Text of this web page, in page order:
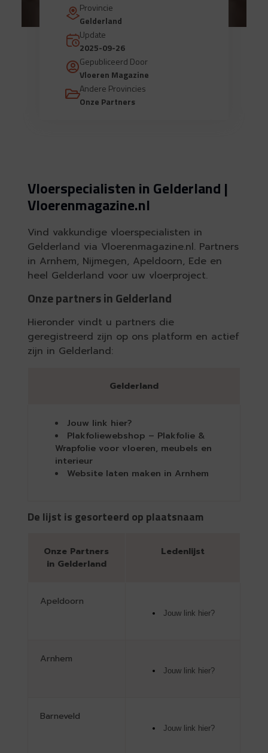
Provincie
Gelderland
Update
2025-09-26
Gepubliceerd Door
Vloeren Magazine
Andere Provincies
Onze Partners
Vloerspecialisten in Gelderland |
Vloerenmagazine.nl
Vind vakkundige vloerspecialisten in
Gelderland via Vloerenmagazine.nl. Partners
in Arnhem, Nijmegen, Apeldoorn, Ede en
heel Gelderland voor uw vloerproject.
Onze partners in Gelderland
Hieronder vindt u partners die
geregistreerd zijn op ons platform en actief
zijn in Gelderland:
Gelderland
Jouw link hier?
Plakfoliewebshop – Plakfolie &
Wrapfolie voor vloeren, meubels en
interieur
Website laten maken in Arnhem
De lijst is gesorteerd op plaatsnaam
Onze Partners
in Gelderland
Ledenlijst
Apeldoorn
Jouw link hier?
Arnhem
Jouw link hier?
Barneveld
Jouw link hier?